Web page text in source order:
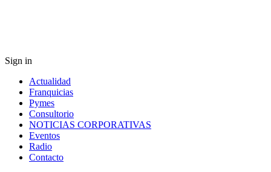
Sign in
Actualidad
Franquicias
Pymes
Consultorio
NOTICIAS CORPORATIVAS
Eventos
Radio
Contacto